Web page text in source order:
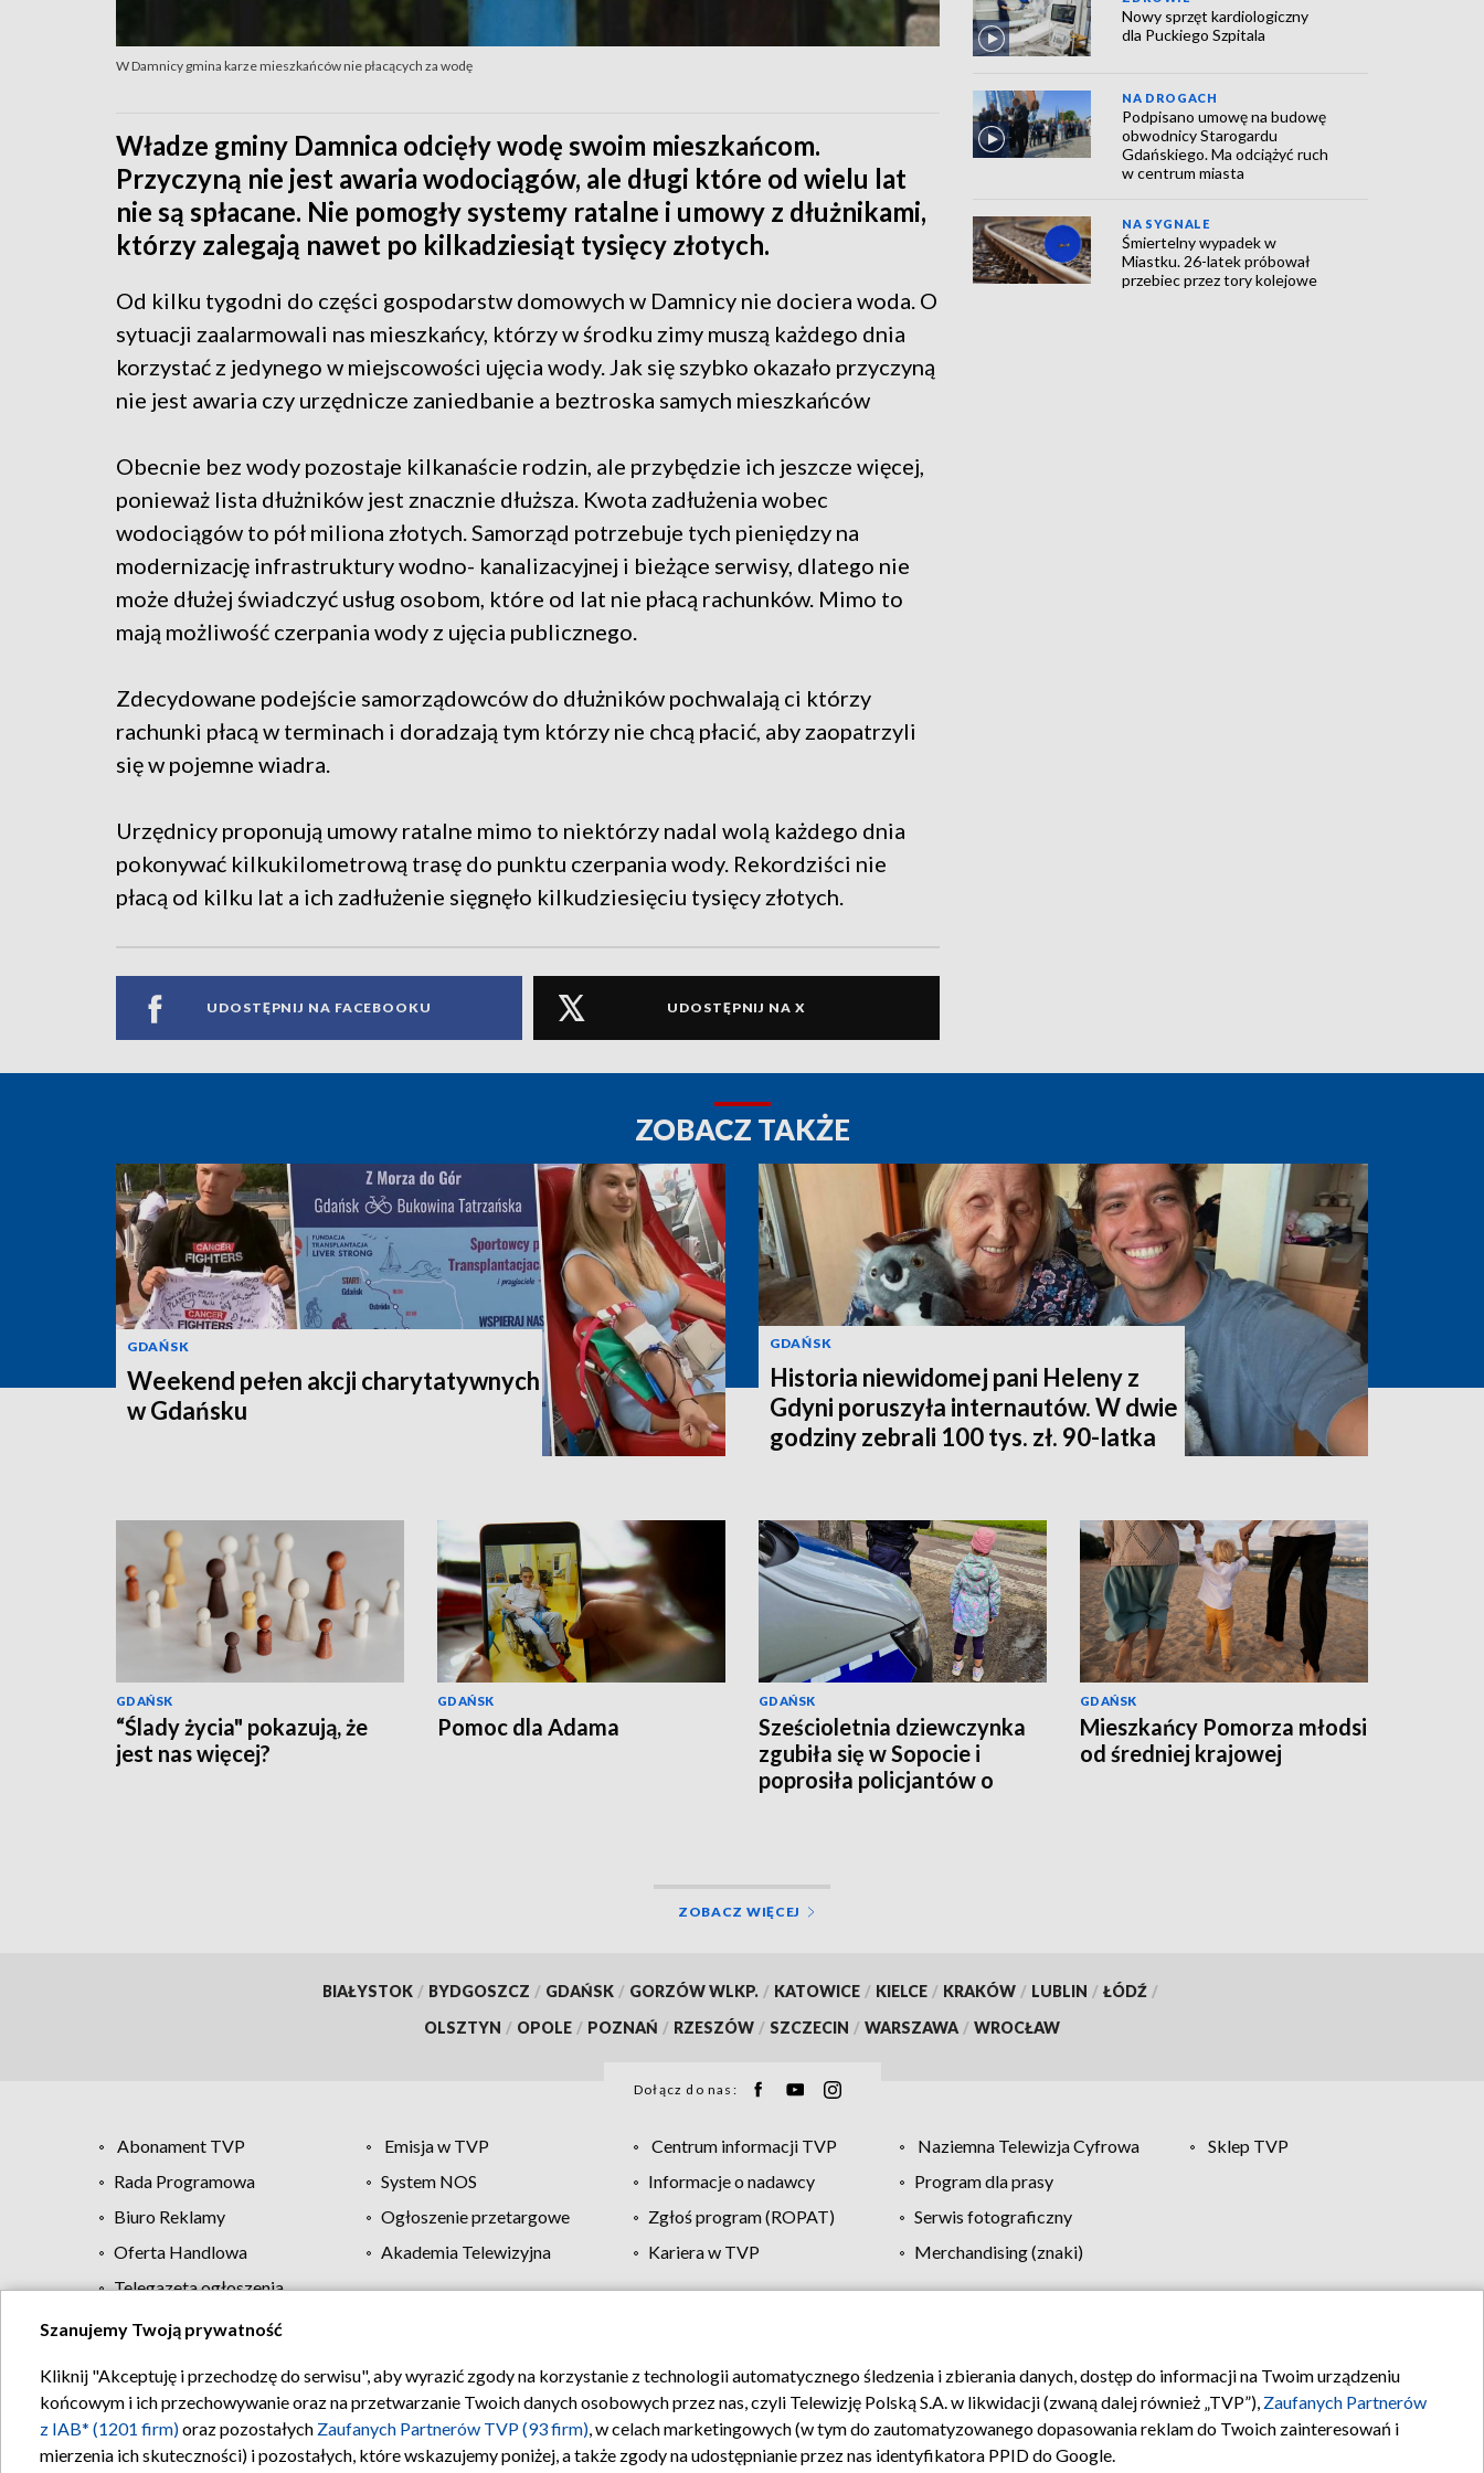
W Damnicy gmina karze mieszkańców nie płacących za wodę
Władze gminy Damnica odcięły wodę swoim mieszkańcom.
Przyczyną nie jest awaria wodociągów, ale długi które od wielu lat
nie są spłacane. Nie pomogły systemy ratalne i umowy z dłużnikami,
którzy zalegają nawet po kilkadziesiąt tysięcy złotych.
Od kilku tygodni do części gospodarstw domowych w Damnicy nie dociera woda. O
sytuacji zaalarmowali nas mieszkańcy, którzy w środku zimy muszą każdego dnia
korzystać z jedynego w miejscowości ujęcia wody. Jak się szybko okazało przyczyną
nie jest awaria czy urzędnicze zaniedbanie a beztroska samych mieszkańców
Obecnie bez wody pozostaje kilkanaście rodzin, ale przybędzie ich jeszcze więcej,
ponieważ lista dłużników jest znacznie dłuższa. Kwota zadłużenia wobec
wodociągów to pół miliona złotych. Samorząd potrzebuje tych pieniędzy na
modernizację infrastruktury wodno- kanalizacyjnej i bieżące serwisy, dlatego nie
może dłużej świadczyć usług osobom, które od lat nie płacą rachunków. Mimo to
mają możliwość czerpania wody z ujęcia publicznego.
Zdecydowane podejście samorządowców do dłużników pochwalają ci którzy
rachunki płacą w terminach i doradzają tym którzy nie chcą płacić, aby zaopatrzyli
się w pojemne wiadra.
Urzędnicy proponują umowy ratalne mimo to niektórzy nadal wolą każdego dnia
pokonywać kilkukilometrową trasę do punktu czerpania wody. Rekordziści nie
płacą od kilku lat a ich zadłużenie sięgnęło kilkudziesięciu tysięcy złotych.
UDOSTĘPNIJ NA FACEBOOKU UDOSTĘPNIJ NA X
Nowy sprzęt kardiologiczny
dla Puckiego Szpitala
NA DROGACH
Podpisano umowę na budowę
obwodnicy Starogardu
Gdańskiego. Ma odciążyć ruch
w centrum miasta
NA SYGNALE
Śmiertelny wypadek w
Miastku. 26-latek próbował
przebiec przez tory kolejowe
ZOBACZ TAKŻE
GDAŃSK
Weekend pełen akcji charytatywnych
w Gdańsku
GDAŃSK
Historia niewidomej pani Heleny z
Gdyni poruszyła internautów. W dwie
godziny zebrali 100 tys. zł. 90-latka
GDAŃSK
“Ślady życia" pokazują, że
jest nas więcej?
GDAŃSK
Pomoc dla Adama
GDAŃSK
Sześcioletnia dziewczynka
zgubiła się w Sopocie i
poprosiła policjantów o
GDAŃSK
Mieszkańcy Pomorza młodsi
od średniej krajowej
ZOBACZ WIĘCEJ
BIAŁYSTOK / BYDGOSZCZ / GDAŃSK / GORZÓW WLKP. / KATOWICE / KIELCE / KRAKÓW / LUBLIN / ŁÓDŹ /
OLSZTYN / OPOLE / POZNAŃ / RZESZÓW / SZCZECIN / WARSZAWA / WROCŁAW
Dołącz do nas:
Abonament TVP Emisja w TVP Centrum informacji TVP Naziemna Telewizja Cyfrowa
Sklep TVP
Rada Programowa
System NOS Informacje o nadawcy
Program dla prasy
Biuro Reklamy
Ogłoszenie przetargowe Zgłoś program (ROPAT)
Serwis fotograficzny
Oferta Handlowa
Akademia Telewizyjna Kariera w TVP
Merchandising (znaki)
Telegazeta ogłoszenia
Regulamin TVP Polityka prywatności Moje zgody Pomoc Biuro reklamy Kontakt
Szanujemy Twoją prywatność
Kliknij "Akceptuję i przechodzę do serwisu", aby wyrazić zgody na korzystanie z technologii automatycznego śledzenia i zbierania danych, dostęp do informacji na Twoim urządzeniu
końcowym i ich przechowywanie oraz na przetwarzanie Twoich danych osobowych przez nas, czyli Telewizję Polską S.A. w likwidacji (zwaną dalej również „TVP”), Zaufanych Partnerów
z IAB* (1201 firm)oraz pozostałych Zaufanych Partnerów TVP (93 firm), w celach marketingowych (w tym do zautomatyzowanego dopasowania reklam do Twoich zainteresowań i
mierzenia ich skuteczności) i pozostałych, które wskazujemy poniżej, a także zgody na udostępnianie przez nas identyfikatora PPID do Google.